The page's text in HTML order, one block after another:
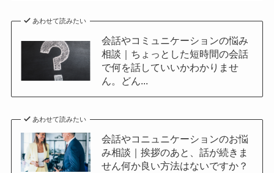
あわせて読みたい
会話やコミュニケーションの悩み
相談｜ちょっとした短時間の会話
で何を話していいかわかりませ
ん。どん...
あわせて読みたい
会話やコニュニケーションのお悩
み相談｜挨拶のあと、話が続きま
せん何か良い方法はないですか？